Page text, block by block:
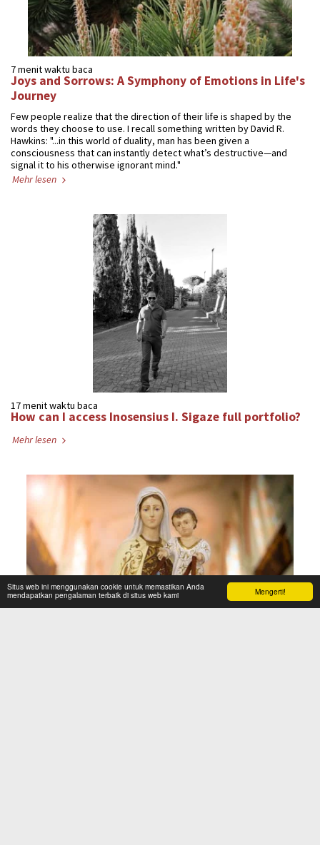
Mengerti!
Situs web ini menggunakan cookie untuk memastikan Anda
mendapatkan pengalaman terbaik di situs web kami
7 menit waktu baca
Joys and Sorrows: A Symphony of Emotions in Life's
Journey
Few people realize that the direction of their life is shaped by the
words they choose to use. I recall something written by David R.
Hawkins: "...in this world of duality, man has been given a
consciousness that can instantly detect what’s destructive—and
signal it to his otherwise ignorant mind."
Mehr lesen
17 menit waktu baca
How can I access Inosensius I. Sigaze full portfolio?
Mehr lesen